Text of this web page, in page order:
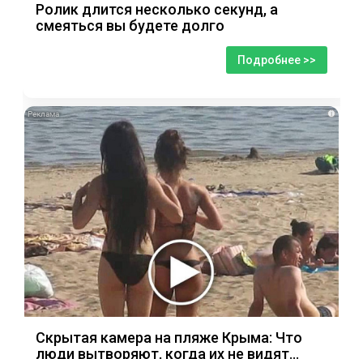
Ролик длится несколько секунд, а
смеяться вы будете долго
Подробнее >>
i
Скрытая камера на пляже Крыма: Что
люди вытворяют, когда их не видят...